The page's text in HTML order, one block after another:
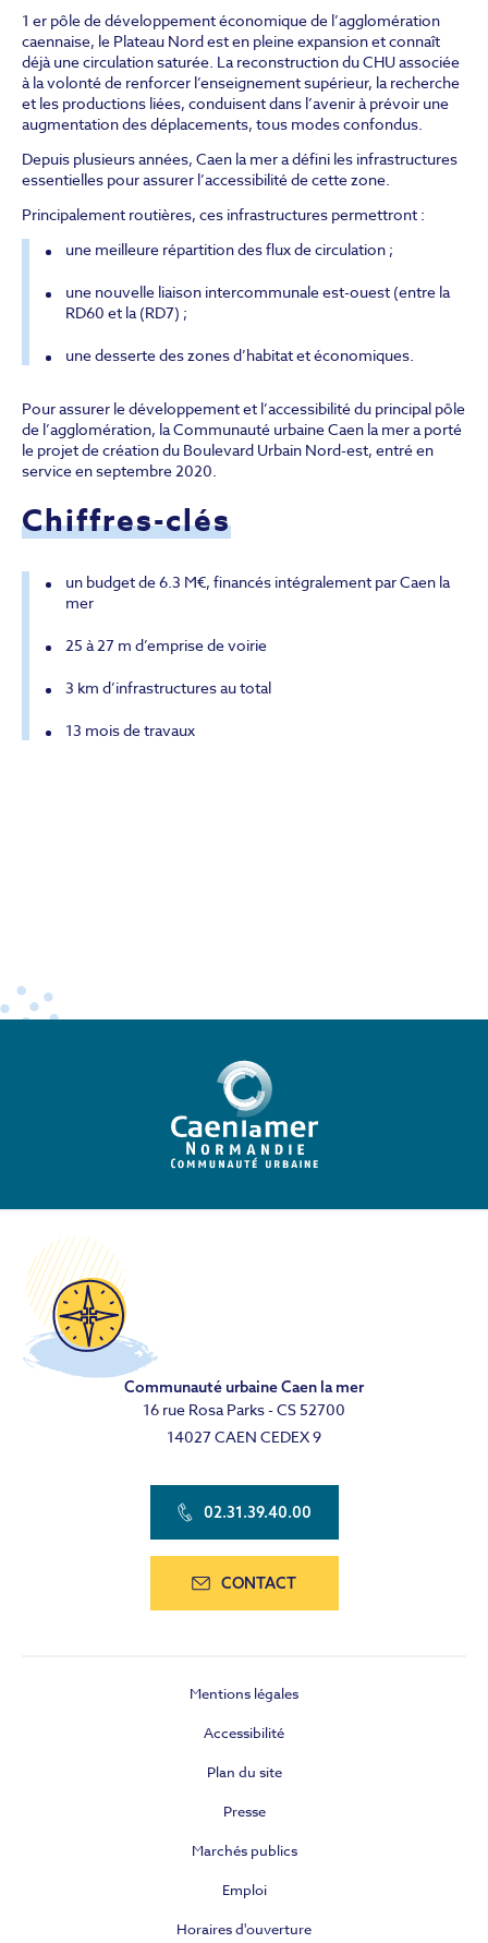
Eurovia
1 er pôle de développement économique de l’agglomération
caennaise, le Plateau Nord est en pleine expansion et connaît
déjà une circulation saturée. La reconstruction du CHU associée
à la volonté de renforcer l’enseignement supérieur, la recherche
et les productions liées, conduisent dans l’avenir à prévoir une
augmentation des déplacements, tous modes confondus.
Depuis plusieurs années, Caen la mer a défini les infrastructures
essentielles pour assurer l’accessibilité de cette zone.
Principalement routières, ces infrastructures permettront :
une meilleure répartition des flux de circulation ;
une nouvelle liaison intercommunale est-ouest (entre la
RD60 et la (RD7) ;
une desserte des zones d’habitat et économiques.
Pour assurer le développement et l’accessibilité du principal pôle
de l’agglomération, la Communauté urbaine Caen la mer a porté
le projet de création du Boulevard Urbain Nord-est, entré en
service en septembre 2020.
Chiffres-clés
un budget de 6.3 M€, financés intégralement par Caen la
mer
25 à 27 m d’emprise de voirie
3 km d’infrastructures au total
13 mois de travaux
Communauté urbaine Caen la mer
16 rue Rosa Parks - CS 52700
14027 CAEN CEDEX 9
02.31.39.40.00
CONTACT
Mentions légales
Accessibilité
Plan du site
Presse
Marchés publics
Emploi
Horaires d'ouverture